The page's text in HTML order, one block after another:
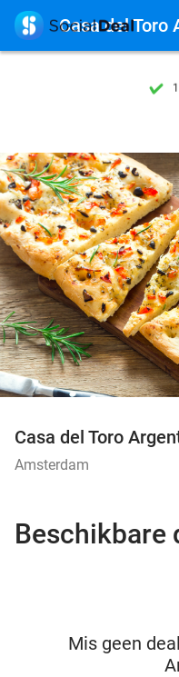
7
7
 Casa del Toro
Casa del Toro
Amsterdam
Beschikbare
Mis geen